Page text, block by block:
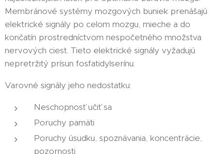
Membránové systémy mozgových buniek prenášajú
elektrické signály po celom mozgu, mieche a do
končatín prostredníctvom nespočetného množstva
nervových ciest. Tieto elektrické signály vyžadujú
nepretržitý prísun fosfatidylserínu.
Varovné signály jeho nedostatku:
Neschopnosť učiť sa
Poruchy pamäti
Poruchy úsudku, spoznávania, koncentrácie,
pozornosti